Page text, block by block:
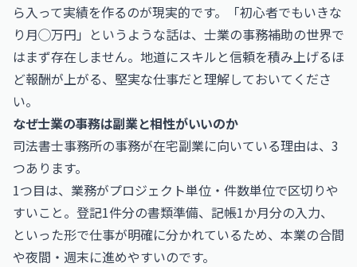
ら入って実績を作るのが現実的です。「初心者でもいきな
り月◯万円」というような話は、士業の事務補助の世界で
はまず存在しません。地道にスキルと信頼を積み上げるほ
ど報酬が上がる、堅実な仕事だと理解しておいてくださ
い。
なぜ士業の事務は副業と相性がいいのか
司法書士事務所の事務が在宅副業に向いている理由は、3
つあります。
1つ目は、業務がプロジェクト単位・件数単位で区切りや
すいこと。登記1件分の書類準備、記帳1か月分の入力、
といった形で仕事が明確に分かれているため、本業の合間
や夜間・週末に進めやすいのです。